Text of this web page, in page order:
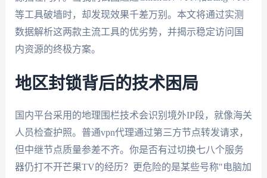
等工具破墙时，却发现效果千差万别。本文将通过实测
数据解析这两款主流工具的优劣势，并揭示稳定访问国
内资源的终极方案。
地区封锁背后的技术困局
国内平台采用的地理围栏技术会识别境外IP段，就像海关
人员检查护照。普通vpn代理通过第三方节点转发请求，
但中继节点质量参差不齐。你是否有过切换七八个服务
器仍打不开芒果TV的经历？更危险的是某些号称"电脑加